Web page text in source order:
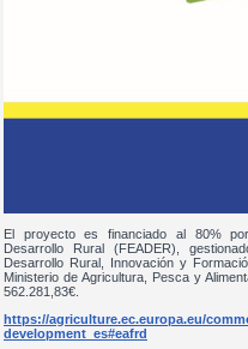
El proyecto es financiado al 80%
Desarrollo Rural (FEADER),
Desarrollo Rural, Innovación y
Ministerio de Agricultura, Pesca y
562.281,83€.
https://agriculture.ec.europa.eu/
development_es#eafrd